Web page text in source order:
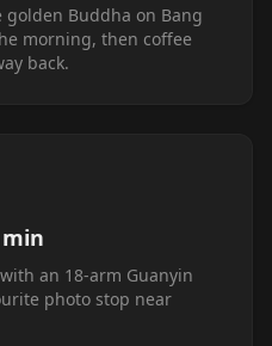
golden Buddha on Bang
morning, then coffee
back.
an 18-arm Guanyin
photo stop near